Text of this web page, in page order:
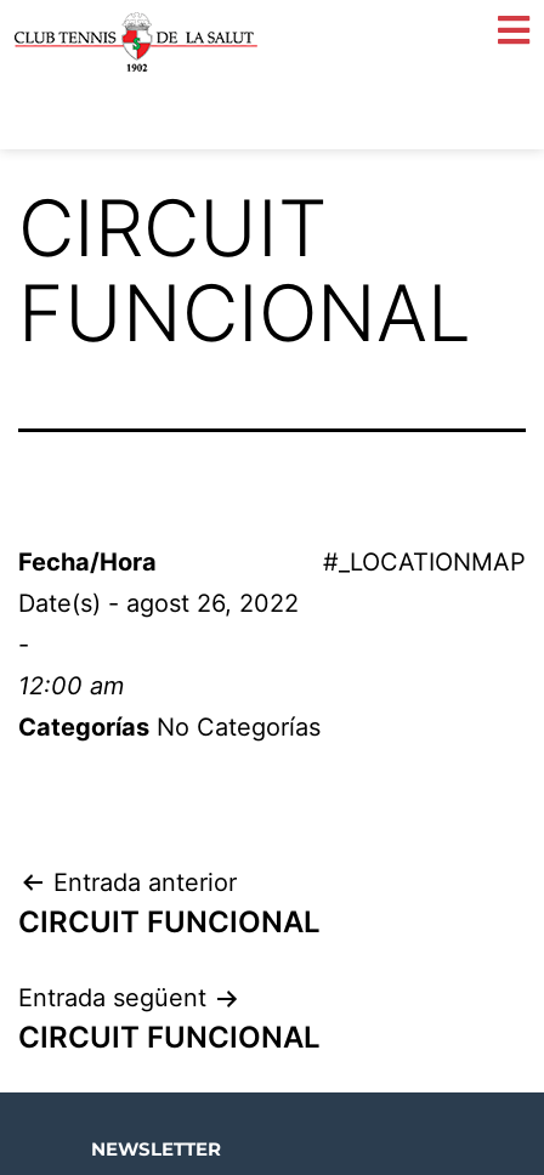
CIRCUIT
FUNCIONAL
#_LOCATIONMAP
Fecha/Hora
Date(s) - agost 26, 2022
-
12:00 am
Categorías No Categorías
Entrada anterior
CIRCUIT FUNCIONAL
Entrada següent
CIRCUIT FUNCIONAL
NEWSLETTER